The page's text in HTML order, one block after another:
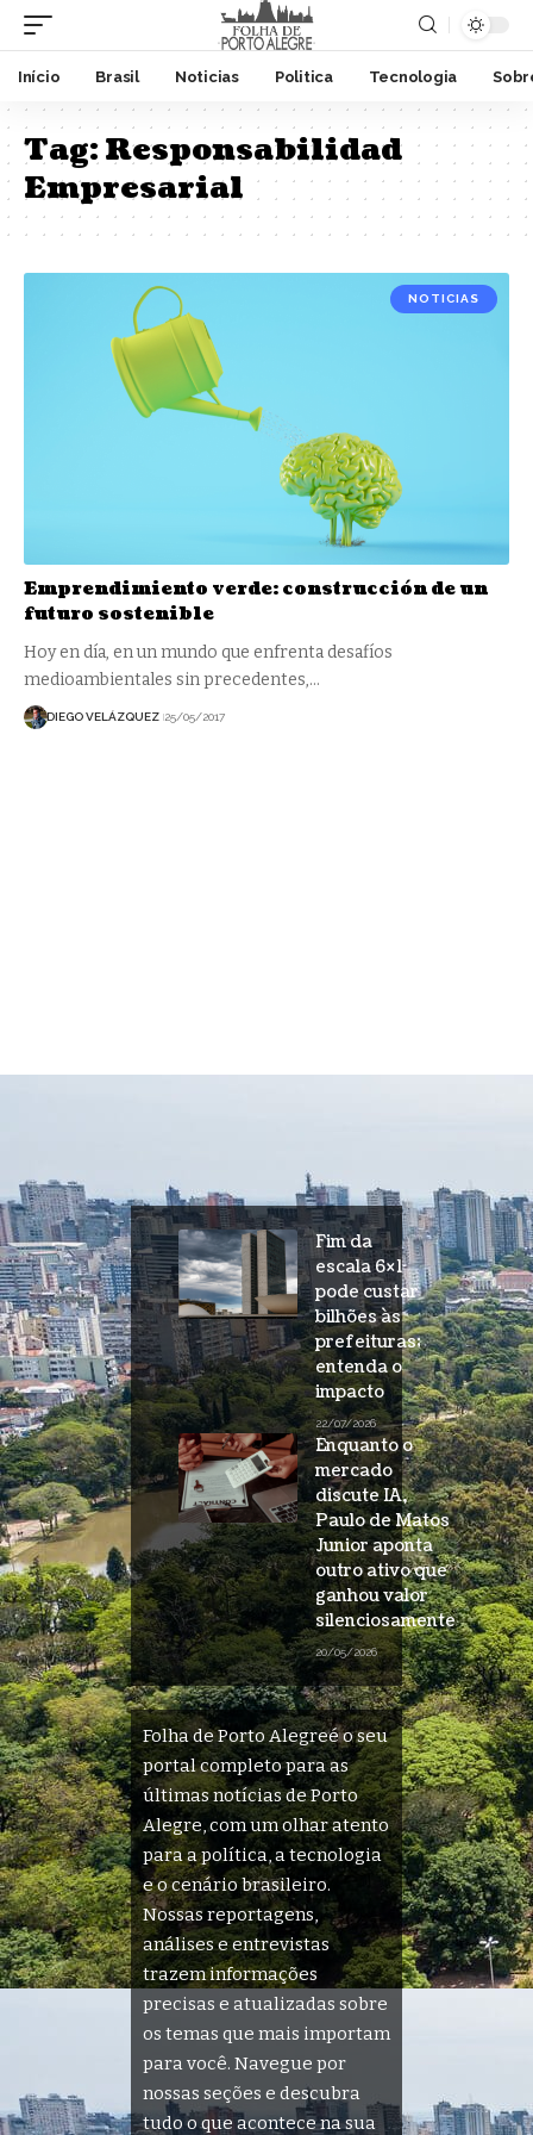
Início Brasil Noticias Politica Tecnologia
Tag:Responsabilidad
Empresarial
NOTICIAS
Emprendimiento verde: construcción de un
futuro sostenible
Hoy en día, en un mundo que enfrenta desafíos
medioambientales sin precedentes,…
DIEGO VELÁZQUEZ 25/05/2017
Fim da
escala 6×1
pode custar
bilhões às
prefeituras;
entenda o
impacto
22/07/2026
Enquanto o
mercado
discute IA,
Paulo de Matos
Junior aponta
outro ativo que
ganhou valor
silenciosamente
20/05/2026
Folha de Porto Alegreé o seu
portal completo para as
últimas notícias de Porto
Alegre, com um olhar atento
para a política, a tecnologia
e o cenário brasileiro.
Nossas reportagens,
análises e entrevistas
trazem informações
precisas e atualizadas sobre
os temas que mais importam
para você. Navegue por
nossas seções e descubra
tudo o que acontece na sua